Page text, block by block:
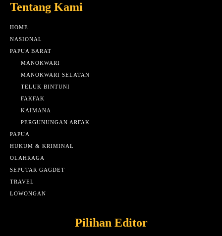
Tentang Kami
HOME
NASIONAL
PAPUA BARAT
MANOKWARI
MANOKWARI SELATAN
TELUK BINTUNI
FAKFAK
KAIMANA
PERGUNUNGAN ARFAK
PAPUA
HUKUM & KRIMINAL
OLAHRAGA
SEPUTAR GAGDET
TRAVEL
LOWONGAN
Pilihan Editor